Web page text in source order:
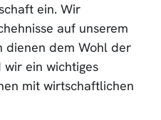
ein. Wir
auf unserem
dienen dem Wohl der
wir ein wichtiges
mit wirtschaftlichen